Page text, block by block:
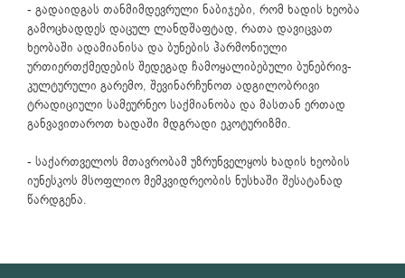
- გადაიდგას თანმიმდევრული ნაბიჯები, რომ ხადის ხეობა
გამოცხადდეს დაცულ ლანდშაფტად, რათა დავიცვათ
ხეობაში ადამიანისა და ბუნების ჰარმონიული
ურთიერთქმედების შედეგად ჩამოყალიბებული ბუნებრივ-
კულტურული გარემო, შევინარჩუნოთ ადგილობრივი
ტრადიციული სამეურნეო საქმიანობა და მასთან ერთად
განვავითაროთ ხადაში მდგრადი ეკოტურიზმი.
- საქართველოს მთავრობამ უზრუნველყოს ხადის ხეობის
იუნესკოს მსოფლიო მემკვიდრეობის ნუსხაში შესატანად
წარდგენა.